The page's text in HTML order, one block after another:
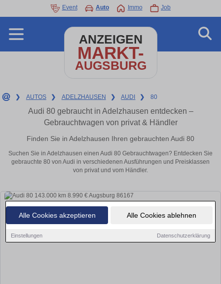
Alle Cookies akzeptieren Alle Cookies ablehnen
Einstellungen Datenschutzerklärung
Event Auto Immo Job
ANZEIGEN
MARKT-
AUGSBURG
❯ AUTOS ❯ ADELZHAUSEN ❯ AUDI ❯ 80
Audi 80 gebraucht in Adelzhausen entdecken –
Gebrauchtwagen von privat & Händler
Finden Sie in Adelzhausen Ihren gebrauchten Audi 80
Suchen Sie in Adelzhausen einen Audi 80 Gebrauchtwagen? Entdecken Sie
gebrauchte 80 von Audi in verschiedenen Ausführungen und Preisklassen
von privat und vom Händler.